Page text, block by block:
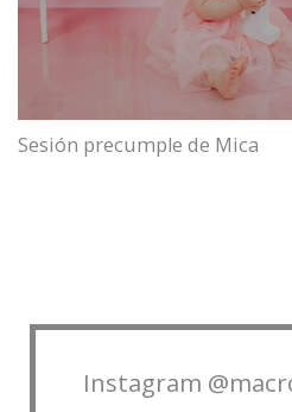
Sesión precumple de Mica
Instagram